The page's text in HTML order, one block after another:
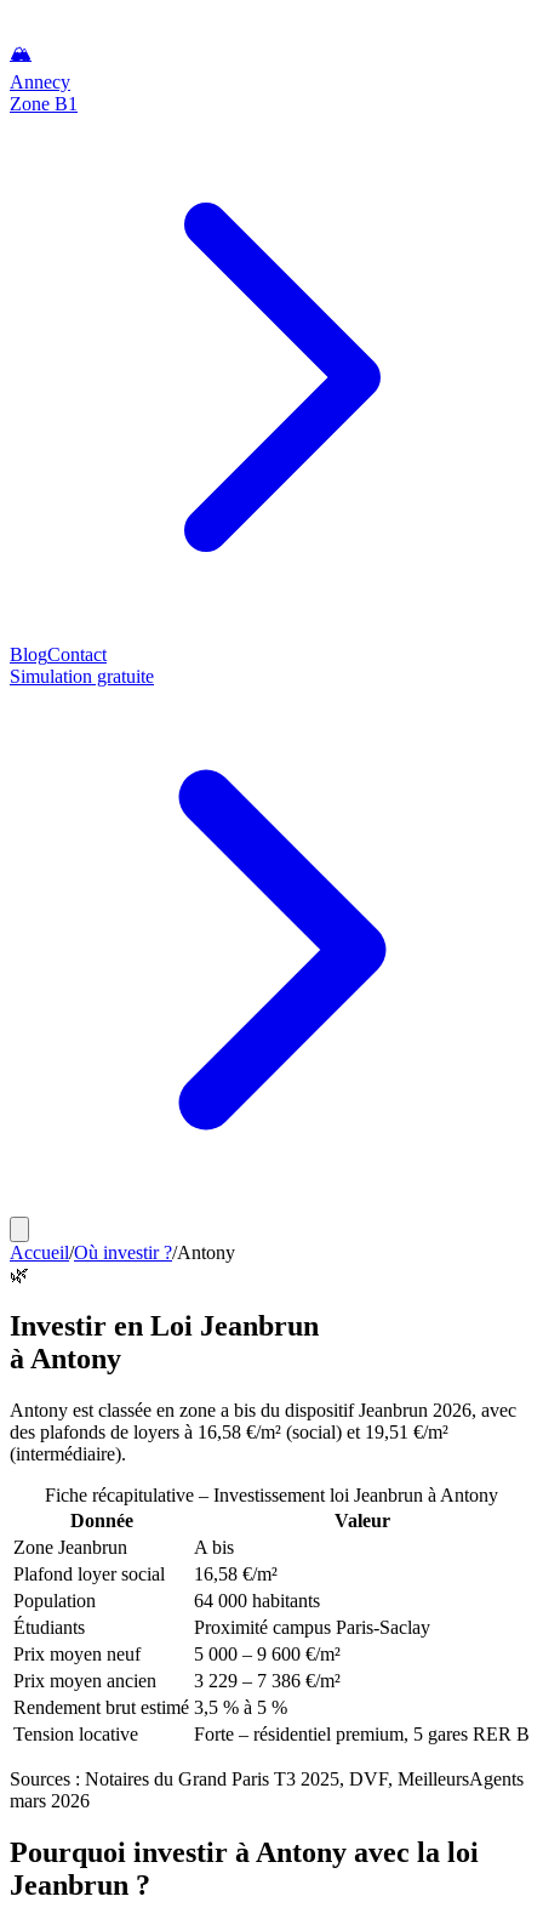
🏔️
Annecy
Zone B1
BlogContact
Simulation gratuite
Accueil/Où investir ?/Antony
🌿
Investir en Loi Jeanbrun
à Antony
Antony est classée en zone a bis du dispositif Jeanbrun 2026, avec
des plafonds de loyers à 16,58 €/m² (social) et 19,51 €/m²
(intermédiaire).
Fiche récapitulative – Investissement loi Jeanbrun à Antony
Donnée
Valeur
Zone Jeanbrun
A bis
Plafond loyer social
16,58 €/m²
Population
64 000 habitants
Étudiants
Proximité campus Paris-Saclay
Prix moyen neuf
5 000 – 9 600 €/m²
Prix moyen ancien
3 229 – 7 386 €/m²
Rendement brut estimé 3,5 % à 5 %
Tension locative
Forte – résidentiel premium, 5 gares RER B
Sources : Notaires du Grand Paris T3 2025, DVF, MeilleursAgents
mars 2026
Pourquoi investir à Antony avec la loi
Jeanbrun ?